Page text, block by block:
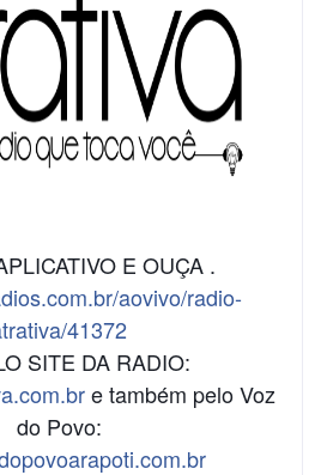
E OUÇA .
aovivo/radio-
41372
SITE DA RADIO:
e também pelo Voz
do Povo: